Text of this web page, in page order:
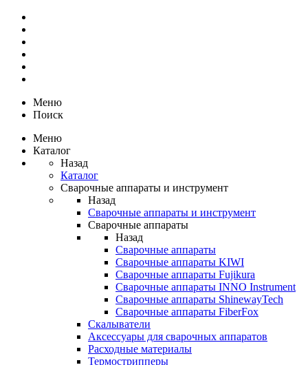
Меню
Поиск
Меню
Каталог
Назад
Каталог
Сварочные аппараты и инструмент
Назад
Сварочные аппараты и инструмент
Сварочные аппараты
Назад
Сварочные аппараты
Сварочные аппараты KIWI
Сварочные аппараты Fujikura
Сварочные аппараты INNO Instrument
Сварочные аппараты ShinewayTech
Cварочные аппараты FiberFox
Скалыватели
Аксессуары для сварочных аппаратов
Расходные материалы
Термострипперы